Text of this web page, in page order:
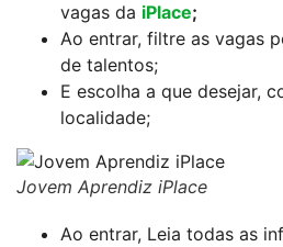
vagas da iPlace;
Ao entrar, filtre as vagas
de talentos;
E escolha a que desejar,
localidade;
Jovem Aprendiz iPlace
Ao entrar, Leia todas as